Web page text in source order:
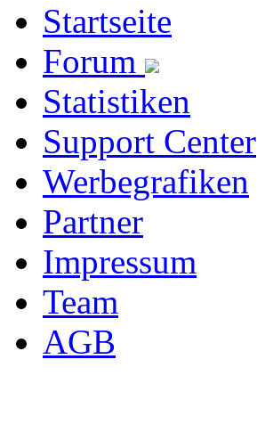
Startseite
Forum
Statistiken
Support Center
Werbegrafiken
Partner
Impressum
Team
AGB